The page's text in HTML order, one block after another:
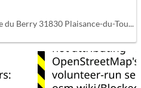
du Berry 31830 Plaisance-du-Touch